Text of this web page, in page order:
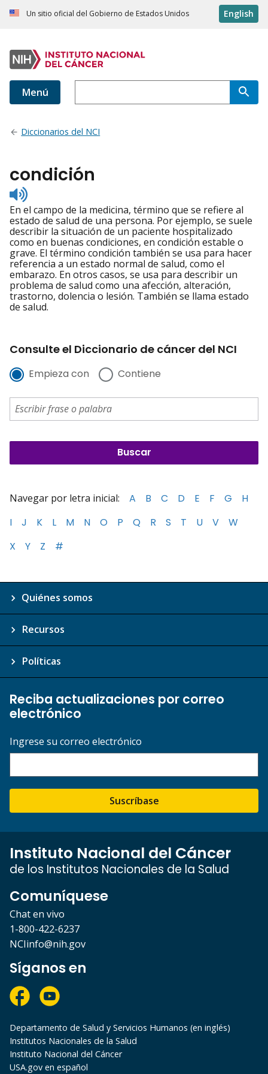
Un sitio oficial del Gobierno de Estados Unidos English
Menú
Diccionarios del NCI
condición
Listen
to
pronunciation
En el campo de la medicina, término que se refiere al
estado de salud de una persona. Por ejemplo, se suele
describir la situación de un paciente hospitalizado
como en buenas condiciones, en condición estable o
grave. El término condición también se usa para hacer
referencia a un estado normal de salud, como el
embarazo. En otros casos, se usa para describir un
problema de salud como una afección, alteración,
trastorno, dolencia o lesión. También se llama estado
de salud.
Consulte el Diccionario de cáncer del NCI
Empieza con Contiene
Navegar por letra inicial: A B C D E F G
H
I
J K L M N O P Q R S T U V
W
X
Y Z #
Quiénes somos
Recursos
Políticas
Reciba actualizaciones por correo
electrónico
Ingrese su correo electrónico
Suscríbase
Instituto Nacional del Cáncer
de los Institutos Nacionales de la Salud
Comuníquese
Chat en vivo
1-800-422-6237
NCIinfo@nih.gov
Síganos en
Departamento de Salud y Servicios Humanos (en inglés)
Institutos Nacionales de la Salud
Instituto Nacional del Cáncer
USA.gov en español